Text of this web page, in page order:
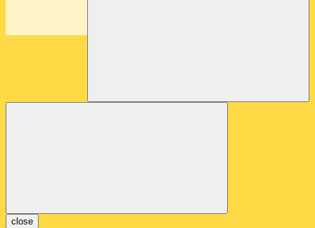
close